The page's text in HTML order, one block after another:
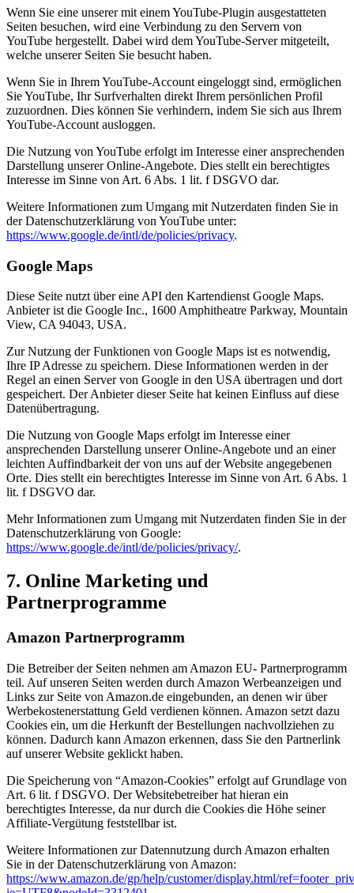
Wenn Sie eine unserer mit einem YouTube-Plugin ausgestatteten
Seiten besuchen, wird eine Verbindung zu den Servern von
YouTube hergestellt. Dabei wird dem YouTube-Server mitgeteilt,
welche unserer Seiten Sie besucht haben.
Wenn Sie in Ihrem YouTube-Account eingeloggt sind, ermöglichen
Sie YouTube, Ihr Surfverhalten direkt Ihrem persönlichen Profil
zuzuordnen. Dies können Sie verhindern, indem Sie sich aus Ihrem
YouTube-Account ausloggen.
Die Nutzung von YouTube erfolgt im Interesse einer ansprechenden
Darstellung unserer Online-Angebote. Dies stellt ein berechtigtes
Interesse im Sinne von Art. 6 Abs. 1 lit. f DSGVO dar.
Weitere Informationen zum Umgang mit Nutzerdaten finden Sie in
der Datenschutzerklärung von YouTube unter:
https://www.google.de/intl/de/policies/privacy.
Google Maps
Diese Seite nutzt über eine API den Kartendienst Google Maps.
Anbieter ist die Google Inc., 1600 Amphitheatre Parkway, Mountain
View, CA 94043, USA.
Zur Nutzung der Funktionen von Google Maps ist es notwendig,
Ihre IP Adresse zu speichern. Diese Informationen werden in der
Regel an einen Server von Google in den USA übertragen und dort
gespeichert. Der Anbieter dieser Seite hat keinen Einfluss auf diese
Datenübertragung.
Die Nutzung von Google Maps erfolgt im Interesse einer
ansprechenden Darstellung unserer Online-Angebote und an einer
leichten Auffindbarkeit der von uns auf der Website angegebenen
Orte. Dies stellt ein berechtigtes Interesse im Sinne von Art. 6 Abs. 1
lit. f DSGVO dar.
Mehr Informationen zum Umgang mit Nutzerdaten finden Sie in der
Datenschutzerklärung von Google:
https://www.google.de/intl/de/policies/privacy/.
7. Online Marketing und
Partnerprogramme
Amazon Partnerprogramm
Die Betreiber der Seiten nehmen am Amazon EU- Partnerprogramm
teil. Auf unseren Seiten werden durch Amazon Werbeanzeigen und
Links zur Seite von Amazon.de eingebunden, an denen wir über
Werbekostenerstattung Geld verdienen können. Amazon setzt dazu
Cookies ein, um die Herkunft der Bestellungen nachvollziehen zu
können. Dadurch kann Amazon erkennen, dass Sie den Partnerlink
auf unserer Website geklickt haben.
Die Speicherung von “Amazon-Cookies” erfolgt auf Grundlage von
Art. 6 lit. f DSGVO. Der Websitebetreiber hat hieran ein
berechtigtes Interesse, da nur durch die Cookies die Höhe seiner
Affiliate-Vergütung feststellbar ist.
Weitere Informationen zur Datennutzung durch Amazon erhalten
Sie in der Datenschutzerklärung von Amazon:
https://www.amazon.de/gp/help/customer/display.html/